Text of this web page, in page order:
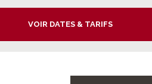
VOIR DATES & TARIFS